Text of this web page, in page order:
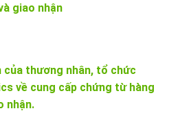
giao nhận
của thương nhân, tổ chức
về cung cấp chứng từ hàng
nhận.